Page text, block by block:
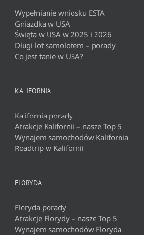
Wypełnianie wniosku ESTA
Gniazdka w USA
Święta w USA w 2025 i 2026
Długi lot samolotem – porady
Co jest tanie w USA?
KALIFORNIA
Kalifornia porady
Atrakcje Kalifornii – nasze Top 5
Wynajem samochodów Kalifornia
Roadtrip w Kalifornii
FLORYDA
Floryda porady
Atrakcje Florydy – nasze Top 5
Wynajem samochodów Floryda